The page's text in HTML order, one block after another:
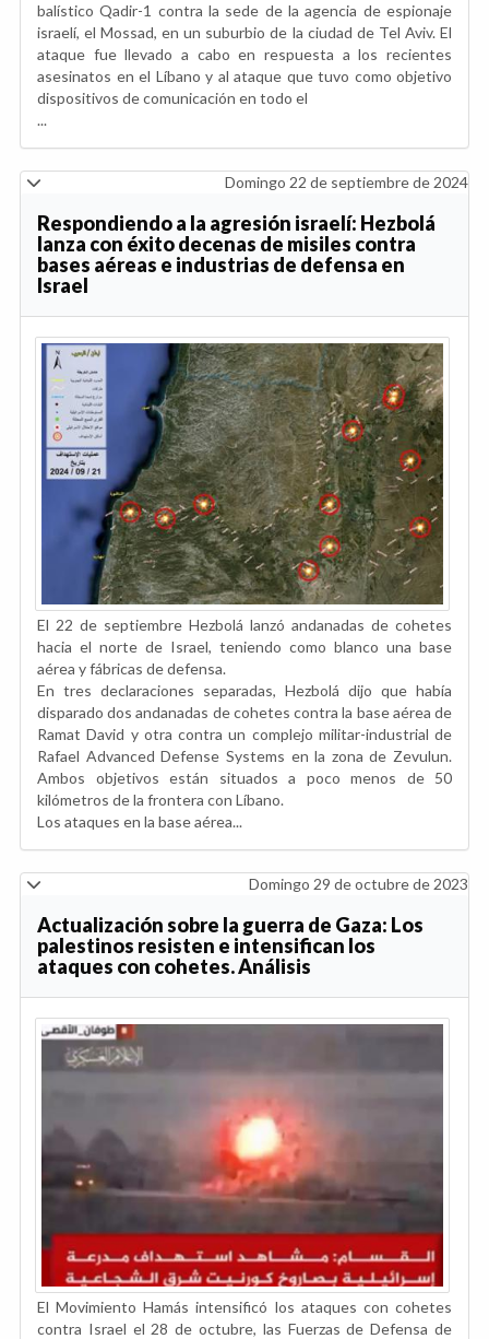
balístico Qadir-1 contra la sede de la agencia de espionaje
israelí, el Mossad, en un suburbio de la ciudad de Tel Aviv. El
ataque fue llevado a cabo en respuesta a los recientes
asesinatos en el Líbano y al ataque que tuvo como objetivo
dispositivos de comunicación en todo el
...
Domingo 22 de septiembre de 2024
Respondiendo a la agresión israelí: Hezbolá
lanza con éxito decenas de misiles contra
bases aéreas e industrias de defensa en
Israel
El 22 de septiembre Hezbolá lanzó andanadas de cohetes
hacia el norte de Israel, teniendo como blanco una base
aérea y fábricas de defensa.
En tres declaraciones separadas, Hezbolá dijo que había
disparado dos andanadas de cohetes contra la base aérea de
Ramat David y otra contra un complejo militar-industrial de
Rafael Advanced Defense Systems en la zona de Zevulun.
Ambos objetivos están situados a poco menos de 50
kilómetros de la frontera con Líbano.
Los ataques en la base aérea...
Domingo 29 de octubre de 2023
Actualización sobre la guerra de Gaza: Los
palestinos resisten e intensifican los
ataques con cohetes. Análisis
El Movimiento Hamás intensificó los ataques con cohetes
contra Israel el 28 de octubre, las Fuerzas de Defensa de